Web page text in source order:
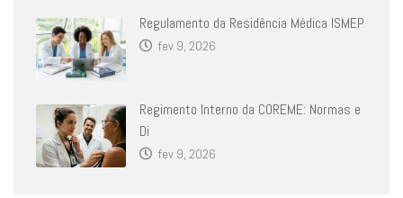
Regulamento da Residência Médica ISMEP
fev 9, 2026
Regimento Interno da COREME: Normas e
Di
fev 9, 2026